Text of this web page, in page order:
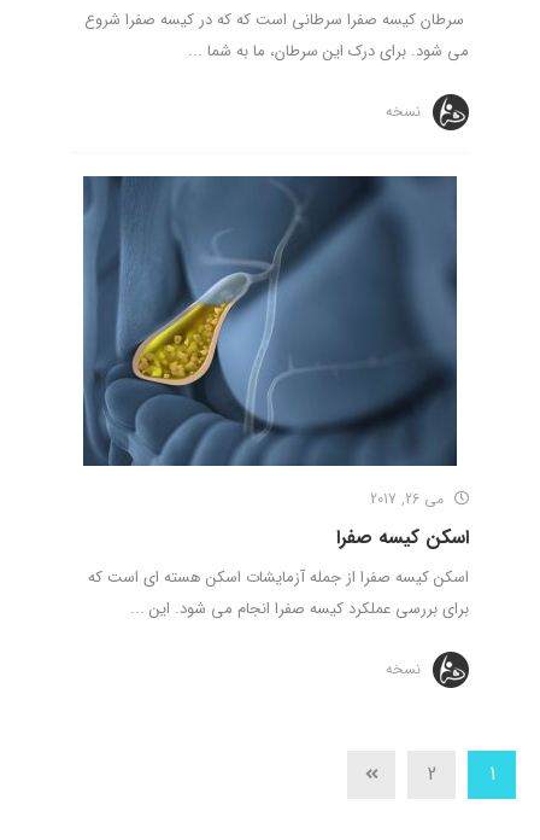
سرطان کیسه صفرا سرطانی است که که در کیسه صفرا شروع
می شود. برای درک این سرطان، ما به شما ...
نسخه
می 26, 2017
اسکن کیسه صفرا
اسکن کیسه صفرا از جمله آزمایشات اسکن هسته ­ای است که
برای بررسی عملکرد کیسه صفرا انجام می شود. این ...
نسخه
1
2